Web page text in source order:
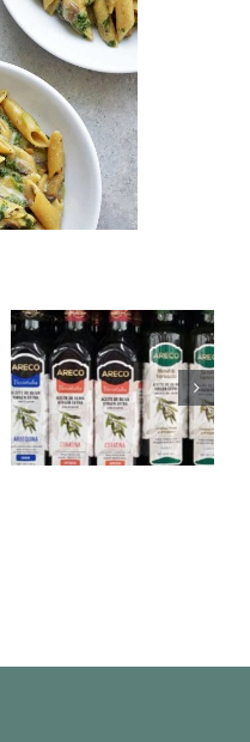
Nogada – Te
esperamos por
ChangoMás